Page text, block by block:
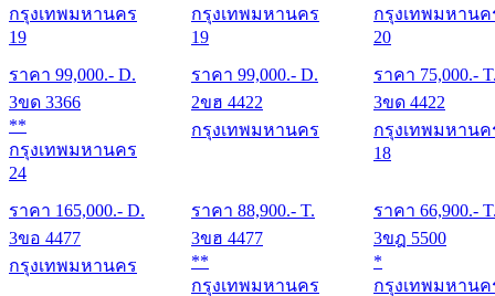
กรุงเทพมหานคร
19
ราคา 99,000.- D.
กรุงเทพมหานคร
19
ราคา 99,000.- D.
กรุงเทพมหานค
20
ราคา 75,000.-
3ขด 3366
**
กรุงเทพมหานคร
24
ราคา 165,000.- D.
2ขฮ 4422
กรุงเทพมหานคร
ราคา 88,900.- T.
3ขด 4422
กรุงเทพมหานค
18
ราคา 66,900.-
3ขอ 4477
กรุงเทพมหานคร
3ขฮ 4477
**
กรุงเทพมหานคร
3ขฎ 5500
*
กรุงเทพมหานค